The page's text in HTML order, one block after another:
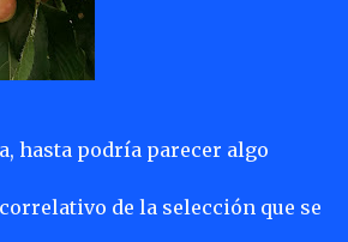
hasta podría parecer algo
de la selección que se